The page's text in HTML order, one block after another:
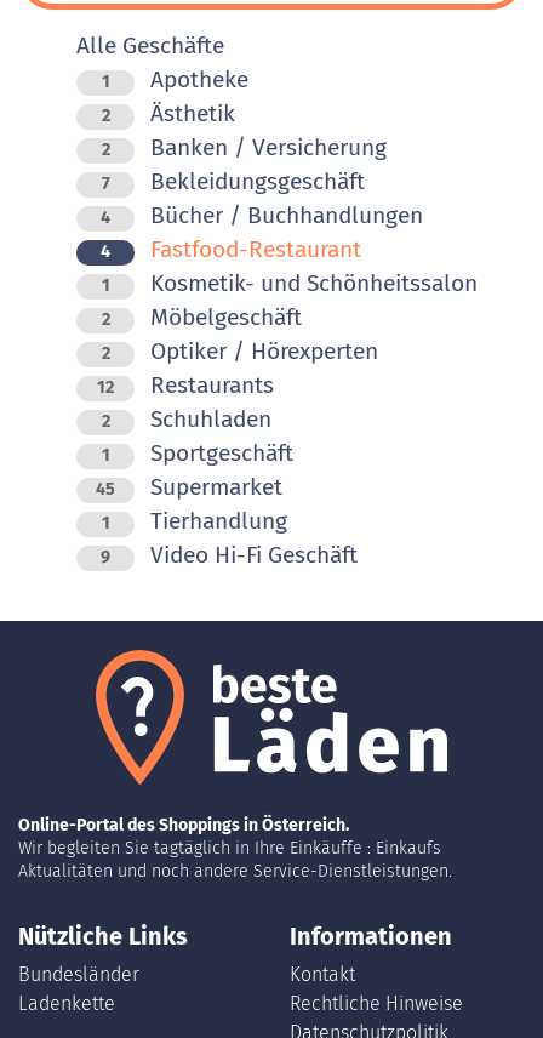
Alle Geschäfte
1 Apotheke
2 Ästhetik
2 Banken / Versicherung
7 Bekleidungsgeschäft
4 Bücher / Buchhandlungen
4 Fastfood-Restaurant
1 Kosmetik- und Schönheitssalon
2 Möbelgeschäft
2 Optiker / Hörexperten
12 Restaurants
2 Schuhladen
1 Sportgeschäft
45 Supermarket
1 Tierhandlung
9 Video Hi-Fi Geschäft
Online-Portal des Shoppings in Österreich.
Wir begleiten Sie tagtäglich in Ihre Einkäuffe : Einkaufs
Aktualitäten und noch andere Service-Dienstleistungen.
Nützliche Links
Bundesländer
Ladenkette
Informationen
Kontakt
Rechtliche Hinweise
Datenschutzpolitik